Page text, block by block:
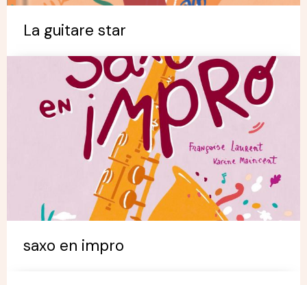
La guitare star
saxo en impro